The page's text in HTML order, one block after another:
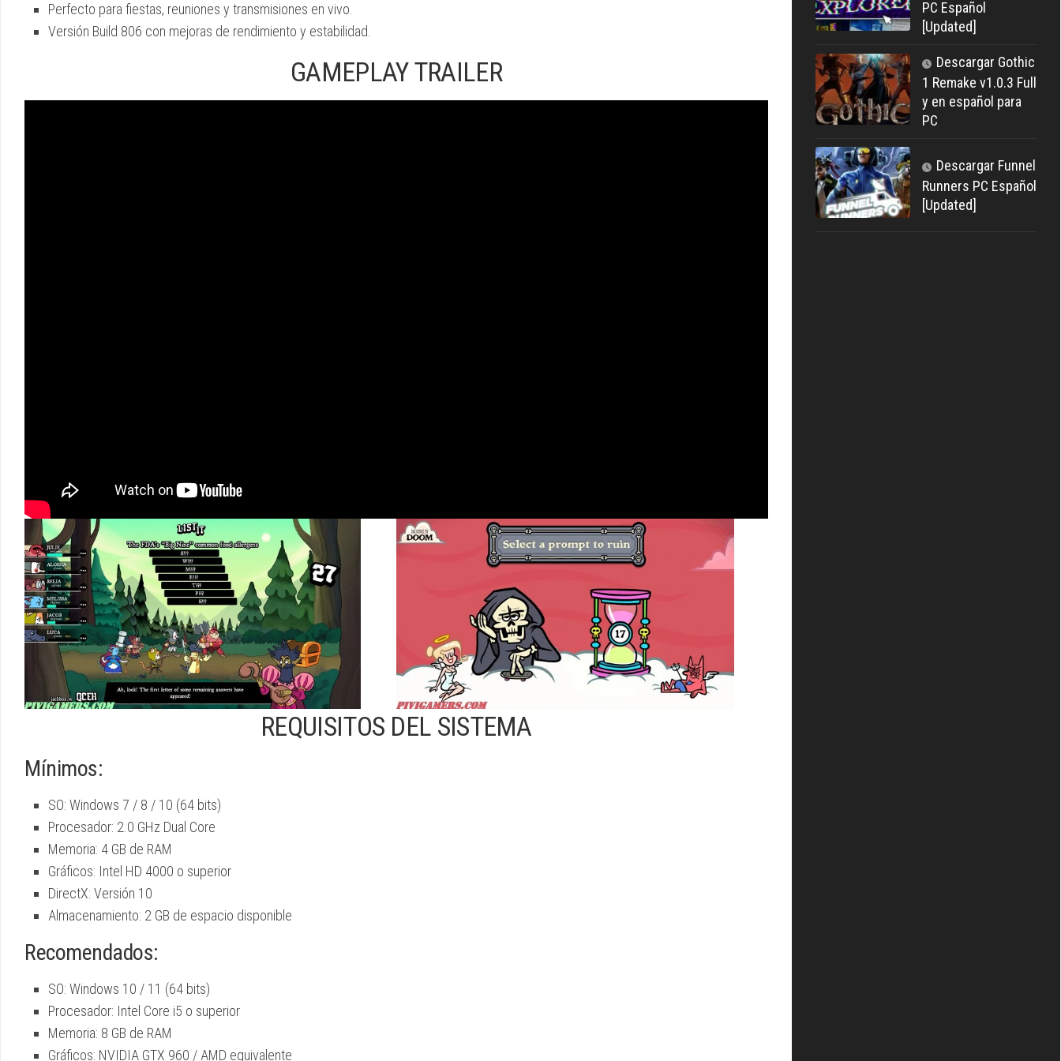
Perfecto para fiestas, reuniones y transmisiones en vivo.
Versión Build 806 con mejoras de rendimiento y estabilidad.
GAMEPLAY TRAILER
REQUISITOS DEL SISTEMA
Mínimos:
SO: Windows 7 / 8 / 10 (64 bits)
Procesador: 2.0 GHz Dual Core
Memoria: 4 GB de RAM
Gráficos: Intel HD 4000 o superior
DirectX: Versión 10
Almacenamiento: 2 GB de espacio disponible
Recomendados:
SO: Windows 10 / 11 (64 bits)
Procesador: Intel Core i5 o superior
Memoria: 8 GB de RAM
Gráficos: NVIDIA GTX 960 / AMD equivalente
PC Español
[Updated]
Descargar Gothic
1 Remake v1.0.3 Full
y en español para
PC
Descargar Funnel
Runners PC Español
[Updated]